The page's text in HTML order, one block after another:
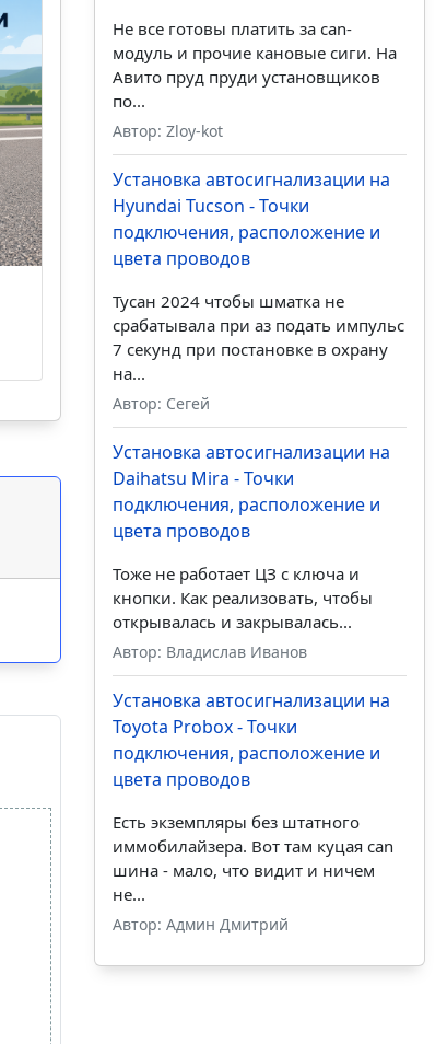
Не все готовы платить за can-
модуль и прочие кановые сиги. На
Авито пруд пруди установщиков
по...
Автор: Zloy-kot
Установка автосигнализации на
Hyundai Tucson - Точки
подключения, расположение и
цвета проводов
Тусан 2024 чтобы шматка не
срабатывала при аз подать импульс
7 секунд при постановке в охрану
на...
Автор: Сегей
Установка автосигнализации на
Daihatsu Mira - Точки
подключения, расположение и
цвета проводов
Тоже не работает ЦЗ с ключа и
кнопки. Как реализовать, чтобы
открывалась и закрывалась...
Автор: Владислав Иванов
Установка автосигнализации на
Toyota Probox - Точки
подключения, расположение и
цвета проводов
Есть экземпляры без штатного
иммобилайзера. Вот там куцая can
шина - мало, что видит и ничем
не...
Автор: Админ Дмитрий